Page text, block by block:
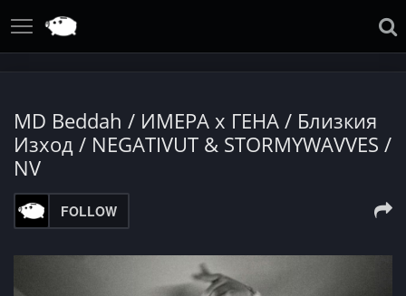
MD Beddah / ИМЕРА x ГЕНА / Близкия
Изход / NEGATIVUT & STORMYWAVVES /
NV
FOLLOW